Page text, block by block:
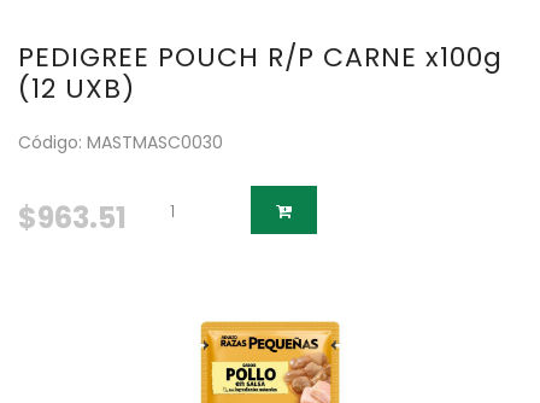
PEDIGREE POUCH R/P CARNE x100g
(12 UXB)
Código: MASTMASC0030
$963.51